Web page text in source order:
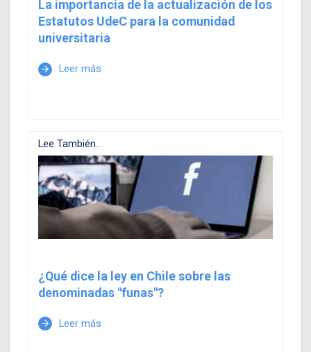
La importancia de la actualización de los
Estatutos UdeC para la comunidad
universitaria
arrow_forward Leer más
Lee También...
¿Qué dice la ley en Chile sobre las
denominadas "funas"?
arrow_forward Leer más